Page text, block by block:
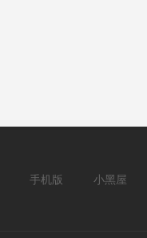
手机版 小黑屋